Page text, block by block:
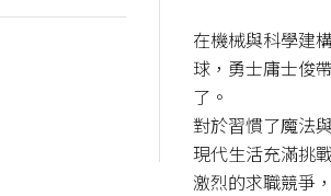
在機械與科學建
球，勇士庸士俊
了。
對於習慣了魔法
現代生活充滿挑
激烈的求職競爭